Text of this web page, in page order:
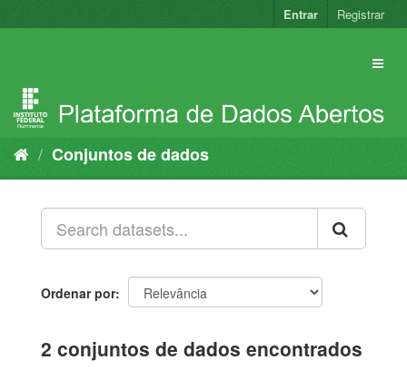
para
Entrar Registrar
Conjuntos de dados
Ordenar por
2 conjuntos de dados encontrados